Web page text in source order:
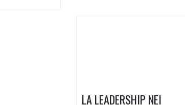
LA LEADERSHIP NEI